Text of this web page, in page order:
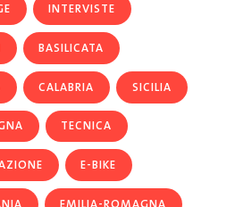
INTERVISTE
BASILICATA
CALABRIA SICILIA
TECNICA
E-BIKE
EMILIA-ROMAGNA